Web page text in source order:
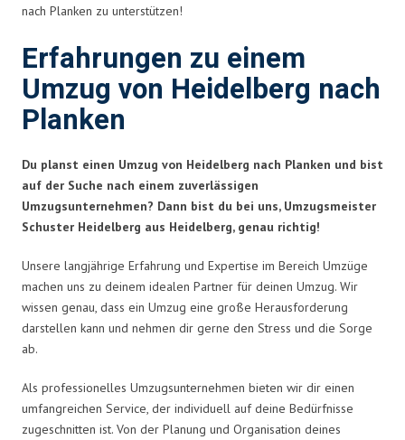
nach Planken zu unterstützen!
Erfahrungen zu einem
Umzug von Heidelberg nach
Planken
Du planst einen Umzug von Heidelberg nach Planken und bist
auf der Suche nach einem zuverlässigen
Umzugsunternehmen? Dann bist du bei uns, Umzugsmeister
Schuster Heidelberg aus Heidelberg, genau richtig!
Unsere langjährige Erfahrung und Expertise im Bereich Umzüge
machen uns zu deinem idealen Partner für deinen Umzug. Wir
wissen genau, dass ein Umzug eine große Herausforderung
darstellen kann und nehmen dir gerne den Stress und die Sorge
ab.
Als professionelles Umzugsunternehmen bieten wir dir einen
umfangreichen Service, der individuell auf deine Bedürfnisse
zugeschnitten ist. Von der Planung und Organisation deines